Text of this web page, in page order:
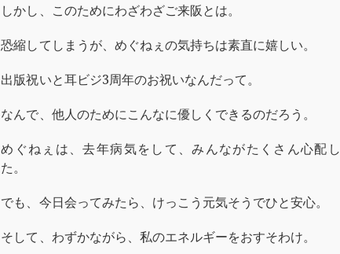
しかし、このためにわざわざご来阪とは。
恐縮してしまうが、めぐねぇの気持ちは素直に嬉しい。
出版祝いと耳ビジ3周年のお祝いなんだって。
なんで、他人のためにこんなに優しくできるのだろう。
めぐねぇは、去年病気をして、みんながたくさん心配し
た。
でも、今日会ってみたら、けっこう元気そうでひと安心。
そして、わずかながら、私のエネルギーをおすそわけ。